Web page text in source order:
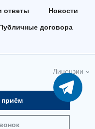
ответы Новости
договора
Лицензии
приём